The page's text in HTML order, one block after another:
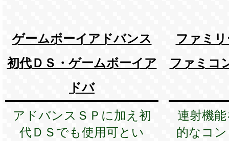
ゲームボーイアドバンス
初代ＤＳ・ゲームボーイア
ドバ
アドバンスＳＰに加え初
代ＤＳでも使用可とい
ファミ
ファミコ
連射機
的なコ